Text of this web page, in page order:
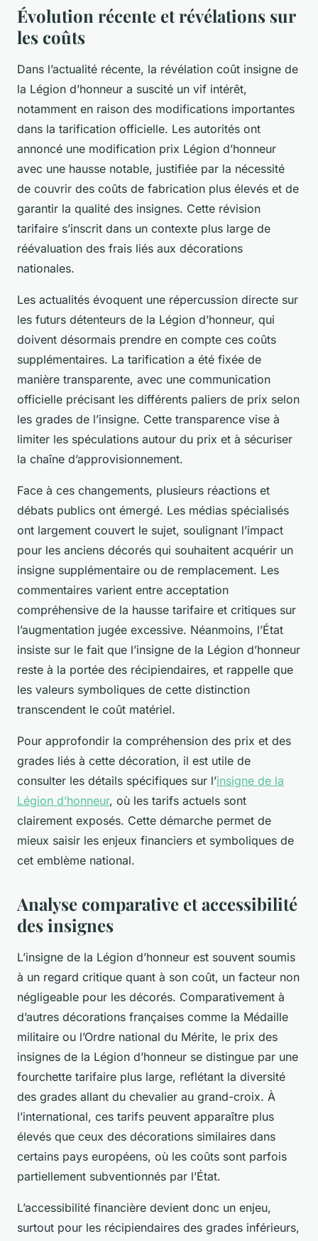
Évolution récente et révélations sur
les coûts
Dans l’actualité récente, la révélation coût insigne de
la Légion d’honneur a suscité un vif intérêt,
notamment en raison des modifications importantes
dans la tarification officielle. Les autorités ont
annoncé une modification prix Légion d’honneur
avec une hausse notable, justifiée par la nécessité
de couvrir des coûts de fabrication plus élevés et de
garantir la qualité des insignes. Cette révision
tarifaire s’inscrit dans un contexte plus large de
réévaluation des frais liés aux décorations
nationales.
Les actualités évoquent une répercussion directe sur
les futurs détenteurs de la Légion d’honneur, qui
doivent désormais prendre en compte ces coûts
supplémentaires. La tarification a été fixée de
manière transparente, avec une communication
officielle précisant les différents paliers de prix selon
les grades de l’insigne. Cette transparence vise à
limiter les spéculations autour du prix et à sécuriser
la chaîne d’approvisionnement.
Face à ces changements, plusieurs réactions et
débats publics ont émergé. Les médias spécialisés
ont largement couvert le sujet, soulignant l’impact
pour les anciens décorés qui souhaitent acquérir un
insigne supplémentaire ou de remplacement. Les
commentaires varient entre acceptation
compréhensive de la hausse tarifaire et critiques sur
l’augmentation jugée excessive. Néanmoins, l’État
insiste sur le fait que l’insigne de la Légion d’honneur
reste à la portée des récipiendaires, et rappelle que
les valeurs symboliques de cette distinction
transcendent le coût matériel.
Pour approfondir la compréhension des prix et des
grades liés à cette décoration, il est utile de
consulter les détails spécifiques sur l’insigne de la
Légion d’honneur, où les tarifs actuels sont
clairement exposés. Cette démarche permet de
mieux saisir les enjeux financiers et symboliques de
cet emblème national.
Analyse comparative et accessibilité
des insignes
L’insigne de la Légion d’honneur est souvent soumis
à un regard critique quant à son coût, un facteur non
négligeable pour les décorés. Comparativement à
d’autres décorations françaises comme la Médaille
militaire ou l’Ordre national du Mérite, le prix des
insignes de la Légion d’honneur se distingue par une
fourchette tarifaire plus large, reflétant la diversité
des grades allant du chevalier au grand-croix. À
l’international, ces tarifs peuvent apparaître plus
élevés que ceux des décorations similaires dans
certains pays européens, où les coûts sont parfois
partiellement subventionnés par l’État.
L’accessibilité financière devient donc un enjeu,
surtout pour les récipiendaires des grades inférieurs,